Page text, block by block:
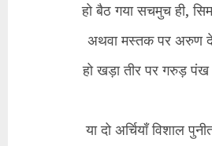
हो बैठ गया सचमुच ही,
अथवा मस्तक पर अरुण
हो खड़ा तीर पर गरुड़
या दो अर्चियाँ विशाल